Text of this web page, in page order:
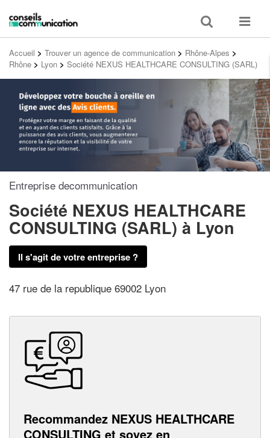
Toggle
search
Toggle
Accueil > Trouver un agence de communication > Rhône-Alpes >
Rhône > Lyon > Société NEXUS HEALTHCARE CONSULTING (SARL)
Entreprise decommunication
Société NEXUS HEALTHCARE
CONSULTING (SARL) à Lyon
Il s'agit de votre entreprise ?
47 rue de la republique 69002 Lyon
Recommandez NEXUS HEALTHCARE
CONSULTING et soyez en